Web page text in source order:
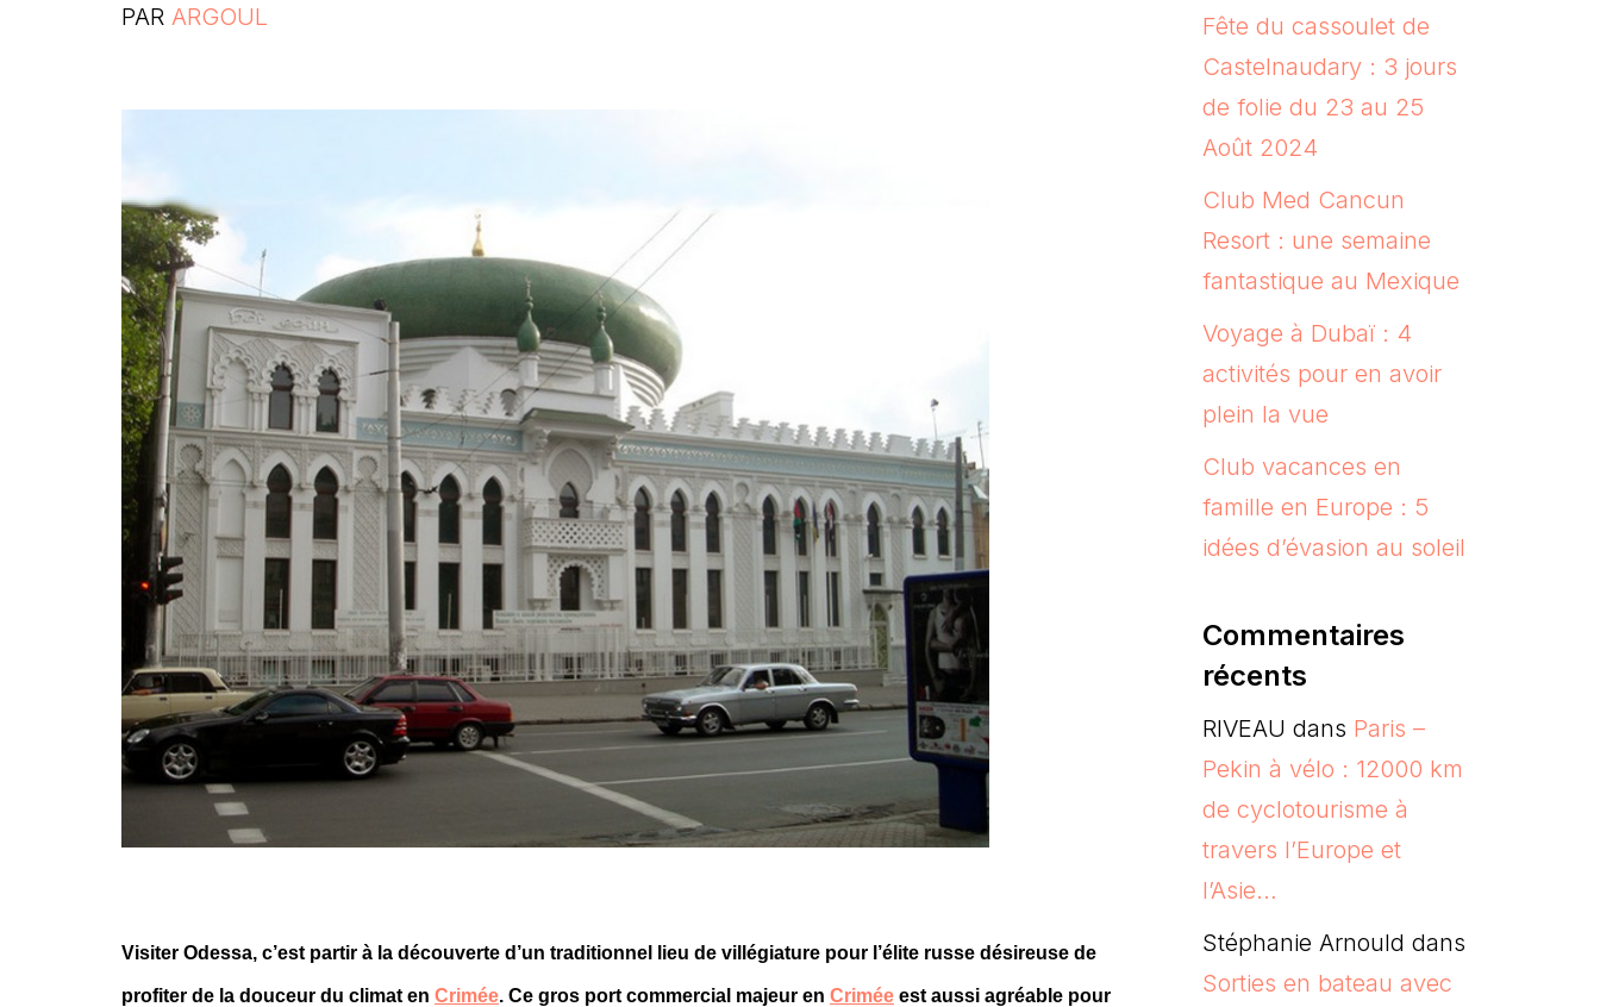
PAR ARGOUL
Visiter Odessa, c’est partir à la découverte d’un traditionnel lieu de villégiature pour l’élite russe désireuse de
profiter de la douceur du climat en Crimée. Ce gros port commercial majeur en Crimée est aussi agréable pour
Fête du cassoulet de
Castelnaudary : 3 jours
de folie du 23 au 25
Août 2024
Club Med Cancun
Resort : une semaine
fantastique au Mexique
Voyage à Dubaï : 4
activités pour en avoir
plein la vue
Club vacances en
famille en Europe : 5
idées d’évasion au soleil
Commentaires
récents
RIVEAU dans Paris –
Pekin à vélo : 12000 km
de cyclotourisme à
travers l’Europe et
l’Asie…
Stéphanie Arnould dans
Sorties en bateau avec